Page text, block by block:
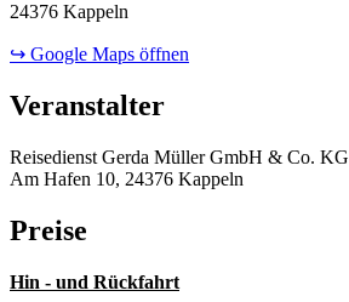
24376 Kappeln
↪ Google Maps öffnen
Veranstalter
Reisedienst Gerda Müller GmbH & Co. KG
Am Hafen 10, 24376 Kappeln
Preise
Hin - und Rückfahrt